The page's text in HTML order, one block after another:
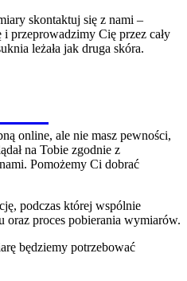
skontaktuj się z nami –
przeprowadzimy Cię przez cały
leżała jak druga skóra.
online, ale nie masz pewności,
na Tobie zgodnie z
Pomożemy Ci dobrać
podczas której wspólnie
oraz proces pobierania wymiarów.
będziemy potrzebować